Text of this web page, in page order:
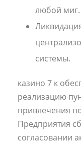
любой миг.
системы.
казино 7 к
реализацию
привлечения
Предприятия
согласовании